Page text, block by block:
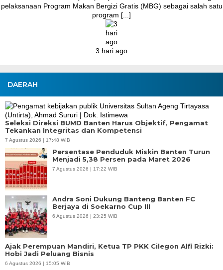
DAERAH
Seleksi Direksi BUMD Banten Harus Objektif, Pengamat
Tekankan Integritas dan Kompetensi
7 Agustus 2026 | 17:48 WIB
Persentase Penduduk Miskin Banten Turun
Menjadi 5,38 Persen pada Maret 2026
7 Agustus 2026 | 17:22 WIB
Andra Soni Dukung Banteng Banten FC
Berjaya di Soekarno Cup III
6 Agustus 2026 | 23:25 WIB
Ajak Perempuan Mandiri, Ketua TP PKK Cilegon Alfi Rizki:
Hobi Jadi Peluang Bisnis
6 Agustus 2026 | 15:05 WIB